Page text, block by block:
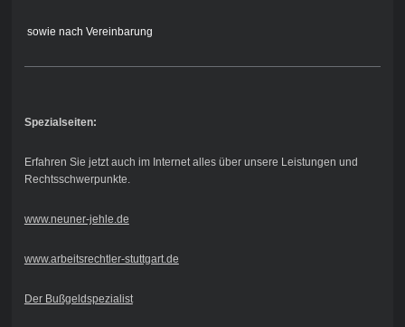
sowie nach Vereinbarung
Spezialseiten:
Erfahren Sie jetzt auch im Internet alles über unsere Leistungen und
Rechtsschwerpunkte.
www.neuner-jehle.de
www.arbeitsrechtler-stuttgart.de
Der Bußgeldspezialist